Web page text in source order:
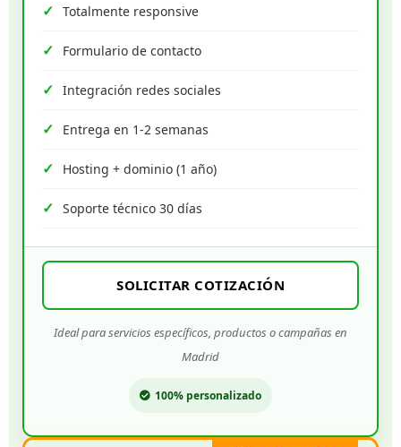
Totalmente responsive
Formulario de contacto
Integración redes sociales
Entrega en 1-2 semanas
Hosting + dominio (1 año)
Soporte técnico 30 días
SOLICITAR COTIZACIÓN
Ideal para servicios específicos, productos o campañas en
Madrid
100% personalizado